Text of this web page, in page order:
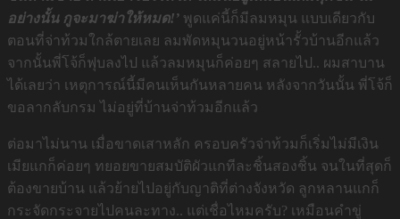
อย่างนั้น กูจะมาฆ่าให้หมด!’ พูดแค่นี้ก็มีลมหมุน แบบเดียวกับ
ตอนที่จ่าท้วมใกล้ตายเลย ลมพัดหมุนวนอยู่หน้ารั้วบ้านอีกแล้ว
จากนั้นพี่โจ้ก็ฟุบลงไป แล้วลมหมุนก็ค่อยๆ สลายไป.. ผมสาบาน
ได้เลยว่า เหตุการณ์นี้มีคนเห็นกันหลายคน หลังจากวันนั้น พี่โจ้ก็
ขอลากลับกรม ไม่อยู่ที่บ้านจ่าท้วมอีกแล้ว
ต่อมาไม่นาน เมื่อขาดเสาหลัก ครอบครัวจ่าท้วมก็เริ่มไม่มีเงิน
เมียแกก็ค่อยๆ ทยอยขายสมบัติผัวแกทีละชิ้นสองชิ้น จนในที่สุดก็
ต้องขายบ้าน แล้วย้ายไปอยู่กับญาติที่ต่างจังหวัด ลูกหลานแกก็
กระจัดกระจายไปคนละทาง.. แต่เชื่อไหมครับ? เหมือนคำขู่